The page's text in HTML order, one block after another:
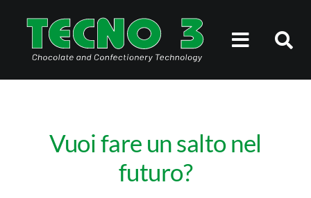
contenuto
Toggle
NOI DI TECNO3
Vuoi fare un salto nel
futuro?